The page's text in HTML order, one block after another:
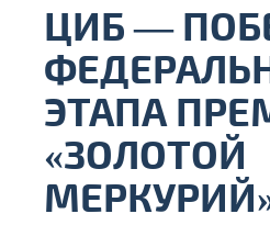
ЦИБ —
ЭТАПА
«ЗОЛОТОЙ